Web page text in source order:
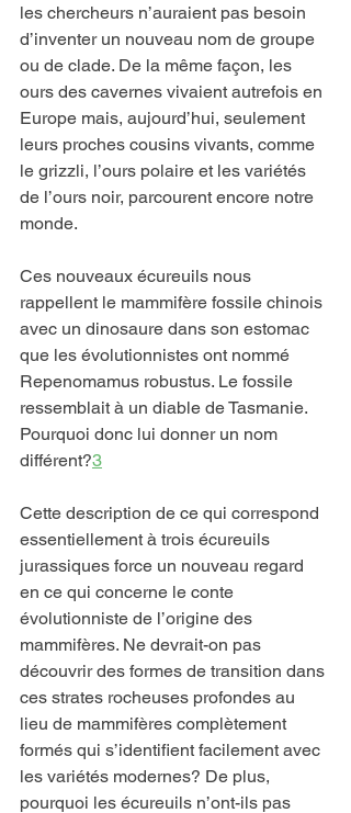
les chercheurs n’auraient pas besoin
d’inventer un nouveau nom de groupe
ou de clade. De la même façon, les
ours des cavernes vivaient autrefois en
Europe mais, aujourd’hui, seulement
leurs proches cousins vivants, comme
le grizzli, l’ours polaire et les variétés
de l’ours noir, parcourent encore notre
monde.
Ces nouveaux écureuils nous
rappellent le mammifère fossile chinois
avec un dinosaure dans son estomac
que les évolutionnistes ont nommé
Repenomamus robustus. Le fossile
ressemblait à un diable de Tasmanie.
Pourquoi donc lui donner un nom
différent?3
Cette description de ce qui correspond
essentiellement à trois écureuils
jurassiques force un nouveau regard
en ce qui concerne le conte
évolutionniste de l’origine des
mammifères. Ne devrait-on pas
découvrir des formes de transition dans
ces strates rocheuses profondes au
lieu de mammifères complètement
formés qui s’identifient facilement avec
les variétés modernes? De plus,
pourquoi les écureuils n’ont-ils pas